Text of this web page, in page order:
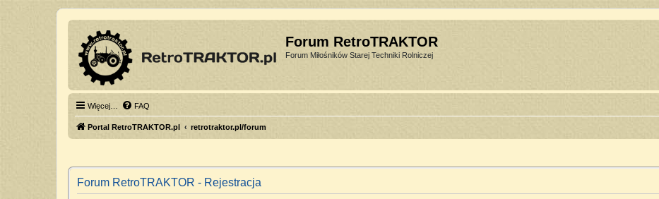
Forum RetroTRAKTOR
Forum Miłośników Starej Techniki Rolniczej
Więcej… FAQ
Portal RetroTRAKTOR.pl retrotraktor.pl/forum
Forum RetroTRAKTOR - Rejestracja